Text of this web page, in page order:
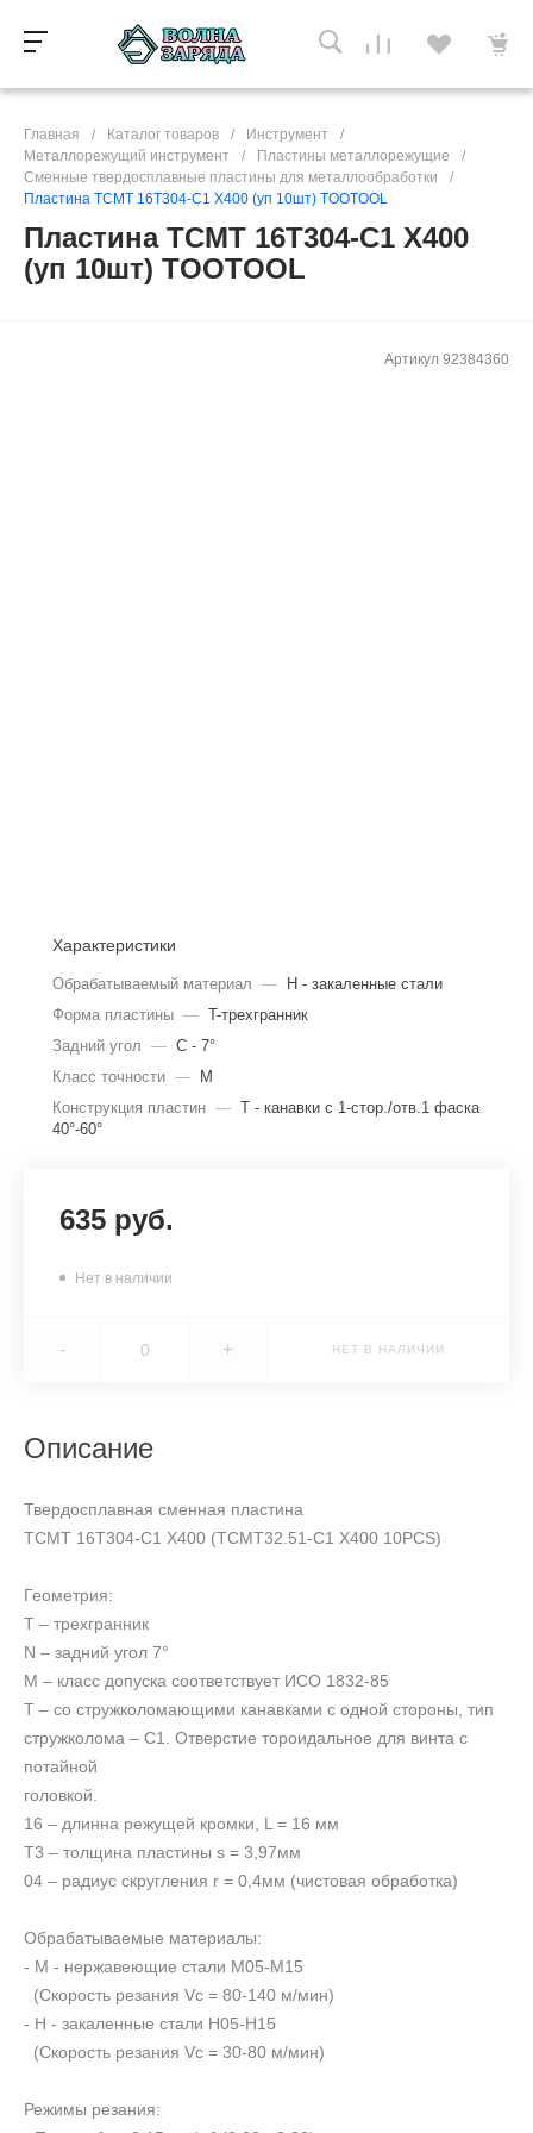
Главная / Каталог товаров / Инструмент
/
Металлорежущий инструмент
/ Пластины металлорежущие
/
Сменные твердосплавные пластины для металлообработки
/
Пластина ТCMT 16Т304-C1 X400 (уп 10шт) TOOTOOL
Пластина ТCMT 16Т304-C1 X400
(уп 10шт) TOOTOOL
Артикул 92384360
Характеристики
Обрабатываемый материал —
Н - закаленные стали
Форма пластины — T-трехгранник
Задний угол — C - 7°
Класс точности —
M
Конструкция пластин — T - канавки с 1-стор./отв.1 фаска
40°-60°
635 руб.
Нет в наличии
- + НЕТ В НАЛИЧИИ
Описание
Твердосплавная сменная пластина
TCMT 16Т304-C1 X400 (TCMT32.51-C1 X400 10PCS)
Геометрия:
T – трехгранник
N – задний угол 7°
M – класс допуска соответствует ИСО 1832-85
T – со стружколомающими канавками с одной стороны, тип
стружколома – C1. Отверстие тороидальное для винта с
потайной
головкой.
16 – длинна режущей кромки, L = 16 мм
Т3 – толщина пластины s = 3,97мм
04 – радиус скругления r = 0,4мм (чистовая обработка)
Обрабатываемые материалы:
- M - нержавеющие стали M05-M15
(Скорость резания Vc = 80-140 м/мин)
- H - закаленные стали Н05-Н15
(Скорость резания Vc = 30-80 м/мин)
Режимы резания: